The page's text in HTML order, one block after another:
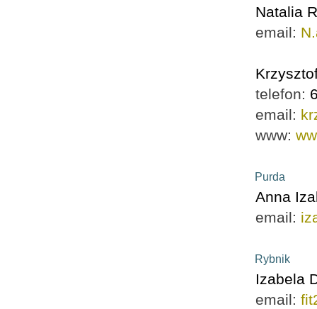
Natalia
email:
telefon:
email:
www:
Purda
Anna
email:
Rybnik
Izabela
email: